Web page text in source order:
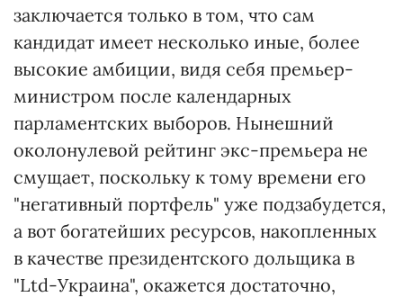
заключается только в том, что сам
кандидат имеет несколько иные, более
высокие амбиции, видя себя премьер-
министром после календарных
парламентских выборов. Нынешний
околонулевой рейтинг экс-премьера не
смущает, поскольку к тому времени его
"негативный портфель" уже подзабудется,
а вот богатейших ресурсов, накопленных
в качестве президентского дольщика в
"Ltd-Украина", окажется достаточно,